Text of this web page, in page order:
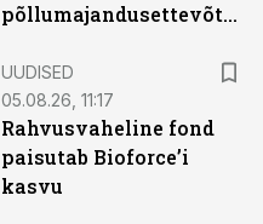
põllumajandusettevõtted
UUDISED
05.08.26, 11:17
Rahvusvaheline fond
paisutab Bioforce’i
kasvu